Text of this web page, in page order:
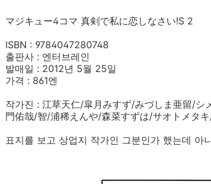
マジキュー4コマ 真剣で私に恋しなさい!S 2
ISBN : 9784047280748
출판사 : 엔터브레인
발매일 : 2012년 5월 25일
가격 : 861엔
작가진 : 江草天仁/皐月みすず/みづしま亜留/
門佑哉/智/浦稀えんや/森菜すずは/サオトメタ
표지를 보고 상업지 작가인 그분인가 했는데 아